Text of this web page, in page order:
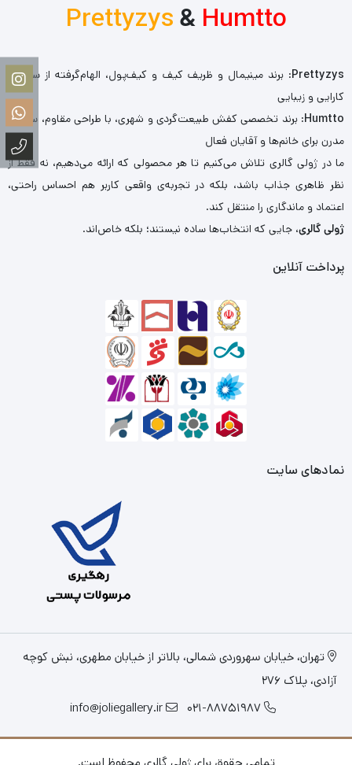
Prettyzys& Humtto
Prettyzys: برند مینیمال و ظریف کیف و کیف‌پول، الهام‌گرفته از سادگی،
کارایی و زیبایی
Humtto: برند تخصصی کفش طبیعت‌گردی و شهری، با طراحی مقاوم، سبک و
مدرن برای خانم‌ها و آقایان فعال
ما در ژولی گالری تلاش می‌کنیم تا هر محصولی که ارائه می‌دهیم، نه فقط از
نظر ظاهری جذاب باشد، بلکه در تجربه‌ی واقعی کاربر هم احساس راحتی،
اعتماد و ماندگاری را منتقل کند.
ژولی گالری، جایی که انتخاب‌ها ساده نیستند؛ بلکه خاص‌اند.
پرداخت آنلاین
نمادهای سایت
تهران، خیابان سهروردی شمالی، بالاتر از خیابان مطهری، نبش کوچه
آزادی، پلاک 276
021-88751987
info@joliegallery.ir